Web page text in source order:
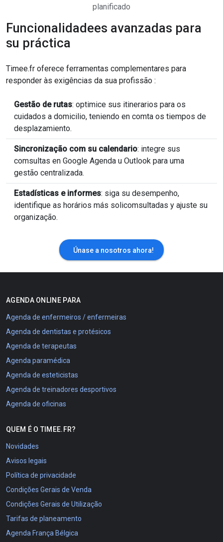
planificado
Funcionalidadees avanzadas para
su práctica
Timee.fr oferece ferramentas complementares para
responder às exigências da sua profissão :
Gestão de rutas: optimice sus itinerarios para os
cuidados a domicilio, teniendo en comta os tiempos de
desplazamiento.
Sincronização com su calendario: integre sus
comsultas en Google Agenda u Outlook para uma
gestão centralizada.
Estadísticas e informes: siga su desempenho,
identifique as horários más solicomsultadas y ajuste su
organização.
Únase a nosotros ahora!
AGENDA ONLINE PARA
Agenda de enfermeiros / enfermeiras
Agenda de dentistas e protésicos
Agenda de terapeutas
Agenda paramédica
Agenda de esteticistas
Agenda de treinadores desportivos
Agenda de oficinas
QUEM É O TIMEE.FR?
Novidades
Avisos legais
Política de privacidade
Condições Gerais de Venda
Condições Gerais de Utilização
Tarifas de planeamento
Agenda França Bélgica